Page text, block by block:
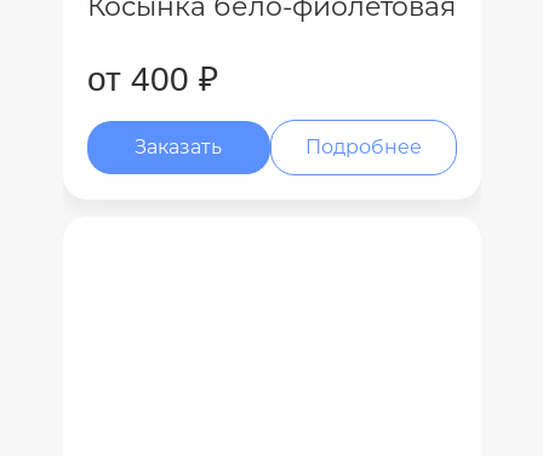
Косынка бело-фиолетовая
от 400 ₽
Заказать Подробнее